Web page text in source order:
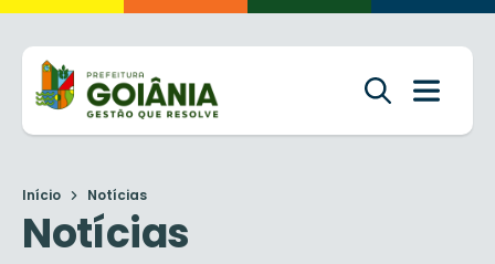
Início Notícias
Notícias